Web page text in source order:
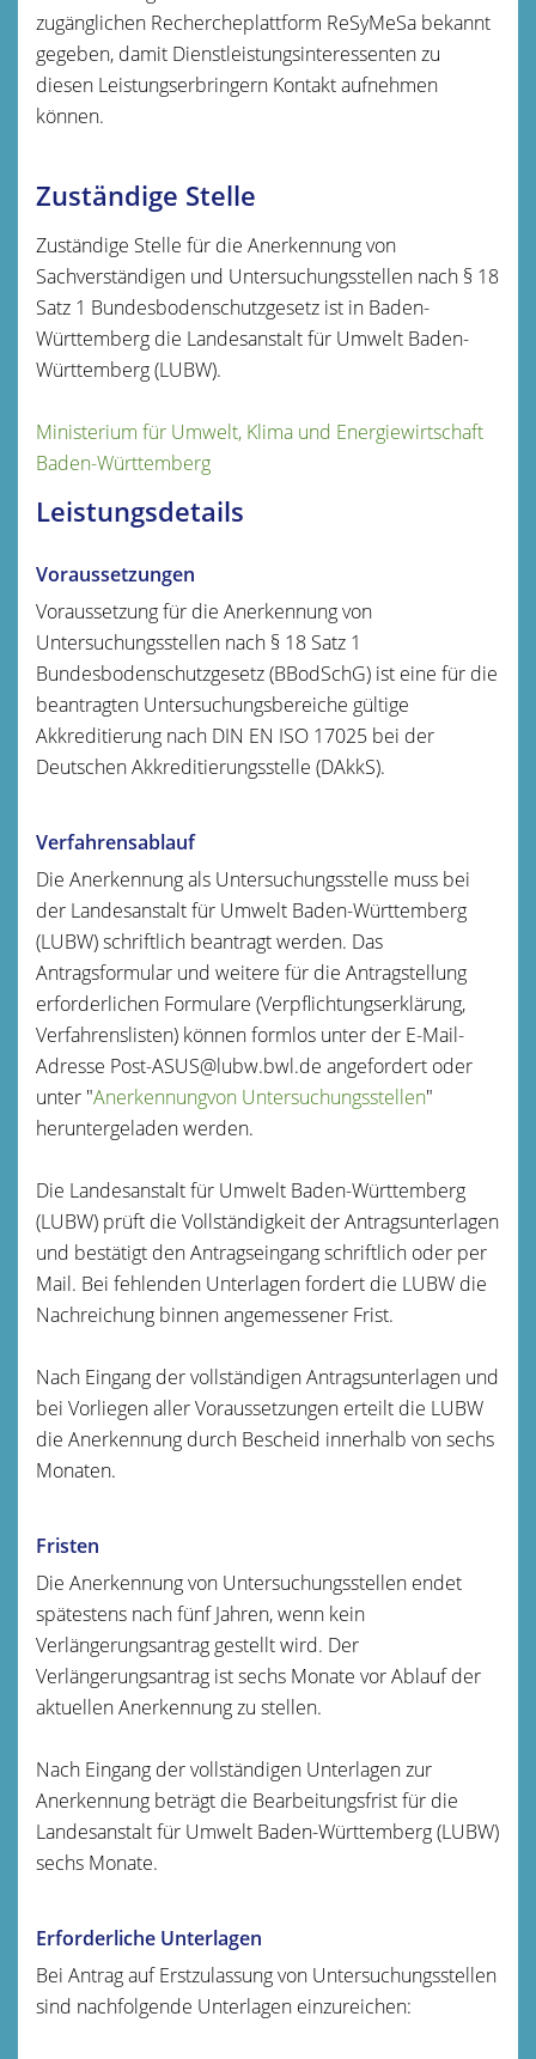
zugänglichen Rechercheplattform ReSyMeSa bekannt
gegeben, damit Dienstleistungsinteressenten zu
diesen Leistungserbringern Kontakt aufnehmen
können.
Zuständige Stelle
Zuständige Stelle für die Anerkennung von
Sachverständigen und Untersuchungsstellen nach § 18
Satz 1 Bundesbodenschutzgesetz ist in Baden-
Württemberg die Landesanstalt für Umwelt Baden-
Württemberg (LUBW).
Ministerium für Umwelt, Klima und Energiewirtschaft
Baden-Württemberg
Leistungsdetails
Voraussetzungen
Voraussetzung für die Anerkennung von
Untersuchungsstellen nach § 18 Satz 1
Bundesbodenschutzgesetz (BBodSchG) ist eine für die
beantragten Untersuchungsbereiche gültige
Akkreditierung nach DIN EN ISO 17025 bei der
Deutschen Akkreditierungsstelle (DAkkS).
Verfahrensablauf
Die Anerkennung als Untersuchungsstelle muss bei
der Landesanstalt für Umwelt Baden-Württemberg
(LUBW) schriftlich beantragt werden. Das
Antragsformular und weitere für die Antragstellung
erforderlichen Formulare (Verpflichtungserklärung,
Verfahrenslisten) können formlos unter der E-Mail-
Adresse Post-ASUS@lubw.bwl.de angefordert oder
unter "Anerkennungvon Untersuchungsstellen"
heruntergeladen werden.
Die Landesanstalt für Umwelt Baden-Württemberg
(LUBW) prüft die Vollständigkeit der Antragsunterlagen
und bestätigt den Antragseingang schriftlich oder per
Mail. Bei fehlenden Unterlagen fordert die LUBW die
Nachreichung binnen angemessener Frist.
Nach Eingang der vollständigen Antragsunterlagen und
bei Vorliegen aller Voraussetzungen erteilt die LUBW
die Anerkennung durch Bescheid innerhalb von sechs
Monaten.
Fristen
Die Anerkennung von Untersuchungsstellen endet
spätestens nach fünf Jahren, wenn kein
Verlängerungsantrag gestellt wird. Der
Verlängerungsantrag ist sechs Monate vor Ablauf der
aktuellen Anerkennung zu stellen.
Nach Eingang der vollständigen Unterlagen zur
Anerkennung beträgt die Bearbeitungsfrist für die
Landesanstalt für Umwelt Baden-Württemberg (LUBW)
sechs Monate.
Erforderliche Unterlagen
Bei Antrag auf Erstzulassung von Untersuchungsstellen
sind nachfolgende Unterlagen einzureichen: